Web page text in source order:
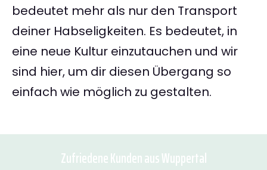
bedeutet mehr als nur den Transport
deiner Habseligkeiten. Es bedeutet, in
eine neue Kultur einzutauchen und wir
sind hier, um dir diesen Übergang so
einfach wie möglich zu gestalten.
Zufriedene Kunden aus Wuppertal